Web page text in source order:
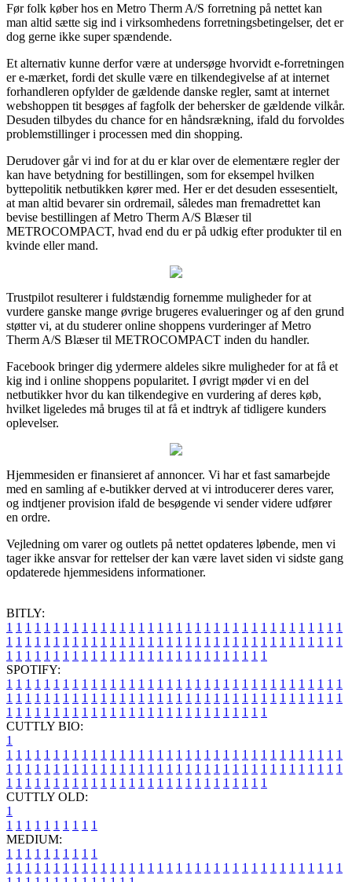
Før folk køber hos en Metro Therm A/S forretning på nettet kan
man altid sætte sig ind i virksomhedens forretningsbetingelser, det er
dog gerne ikke super spændende.
Et alternativ kunne derfor være at undersøge hvorvidt e-forretningen
er e-mærket, fordi det skulle være en tilkendegivelse af at internet
forhandleren opfylder de gældende danske regler, samt at internet
webshoppen tit besøges af fagfolk der behersker de gældende vilkår.
Desuden tilbydes du chance for en håndsrækning, ifald du forvoldes
problemstillinger i processen med din shopping.
Derudover går vi ind for at du er klar over de elementære regler der
kan have betydning for bestillingen, som for eksempel hvilken
byttepolitik netbutikken kører med. Her er det desuden essesentielt,
at man altid bevarer sin ordremail, således man fremadrettet kan
bevise bestillingen af Metro Therm A/S Blæser til
METROCOMPACT, hvad end du er på udkig efter produkter til en
kvinde eller mand.
Trustpilot resulterer i fuldstændig fornemme muligheder for at
vurdere ganske mange øvrige brugeres evalueringer og af den grund
støtter vi, at du studerer online shoppens vurderinger af Metro
Therm A/S Blæser til METROCOMPACT inden du handler.
Facebook bringer dig ydermere aldeles sikre muligheder for at få et
kig ind i online shoppens popularitet. I øvrigt møder vi en del
netbutikker hvor du kan tilkendegive en vurdering af deres køb,
hvilket ligeledes må bruges til at få et indtryk af tidligere kunders
oplevelser.
Hjemmesiden er finansieret af annoncer. Vi har et fast samarbejde
med en samling af e-butikker derved at vi introducerer deres varer,
og indtjener provision ifald de besøgende vi sender videre udfører
en ordre.
Vejledning om varer og outlets på nettet opdateres løbende, men vi
tager ikke ansvar for rettelser der kan være lavet siden vi sidste gang
opdaterede hjemmesidens informationer.
BITLY:
1 1 1 1 1 1 1 1 1 1 1 1 1 1 1 1 1 1 1 1 1 1 1 1 1 1 1 1 1 1 1 1 1 1 1 1
1 1 1 1 1 1 1 1 1 1 1 1 1 1 1 1 1 1 1 1 1 1 1 1 1 1 1 1 1 1 1 1 1 1 1 1
1 1 1 1 1 1 1 1 1 1 1 1 1 1 1 1 1 1 1 1 1 1 1 1 1 1 1 1
SPOTIFY:
1 1 1 1 1 1 1 1 1 1 1 1 1 1 1 1 1 1 1 1 1 1 1 1 1 1 1 1 1 1 1 1 1 1 1 1
1 1 1 1 1 1 1 1 1 1 1 1 1 1 1 1 1 1 1 1 1 1 1 1 1 1 1 1 1 1 1 1 1 1 1 1
1 1 1 1 1 1 1 1 1 1 1 1 1 1 1 1 1 1 1 1 1 1 1 1 1 1 1 1
CUTTLY BIO:
1
1 1 1 1 1 1 1 1 1 1 1 1 1 1 1 1 1 1 1 1 1 1 1 1 1 1 1 1 1 1 1 1 1 1 1 1
1 1 1 1 1 1 1 1 1 1 1 1 1 1 1 1 1 1 1 1 1 1 1 1 1 1 1 1 1 1 1 1 1 1 1 1
1 1 1 1 1 1 1 1 1 1 1 1 1 1 1 1 1 1 1 1 1 1 1 1 1 1 1 1
CUTTLY OLD:
1
1 1 1 1 1 1 1 1 1 1
MEDIUM:
1 1 1 1 1 1 1 1 1 1
1 1 1 1 1 1 1 1 1 1 1 1 1 1 1 1 1 1 1 1 1 1 1 1 1 1 1 1 1 1 1 1 1 1 1 1